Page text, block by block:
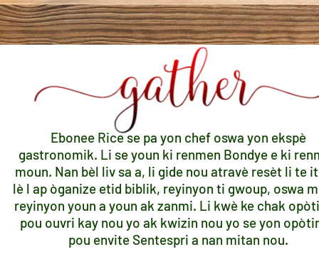
Ebonee Rice se pa yon chef oswa yon ekspè
gastronomik. Li se youn ki renmen Bondye e ki
moun. Nan bèl liv sa a, li gide nou atravè resèt li te
lè l ap òganize etid biblik, reyinyon ti gwoup, oswa
reyinyon youn a youn ak zanmi. Li kwè ke chak
pou ouvri kay nou yo ak kwizin nou yo se yon
pou envite Sentespri a nan mitan nou.